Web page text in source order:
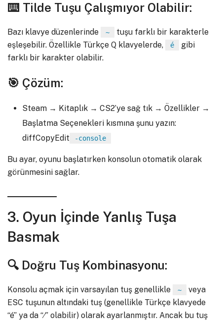
⌨️ Tilde Tuşu Çalışmıyor Olabilir:
Bazı klavye düzenlerinde ~
tuşu farklı bir karakterle
eşleşebilir. Özellikle Türkçe Q klavyelerde,
é
gibi
farklı bir karakter olabilir.
🎯 Çözüm:
Steam → Kitaplık → CS2’ye sağ tık → Özellikler →
Başlatma Seçenekleri kısmına şunu yazın:
diffCopyEdit
-console
Bu ayar, oyunu başlatırken konsolun otomatik olarak
görünmesini sağlar.
3. Oyun İçinde Yanlış Tuşa
Basmak
🔍 Doğru Tuş Kombinasyonu:
Konsolu açmak için varsayılan tuş genellikle ~
veya
ESC tuşunun altındaki tuş (genellikle Türkçe klavyede
“é” ya da “⁄” olabilir) olarak ayarlanmıştır. Ancak bu tuş